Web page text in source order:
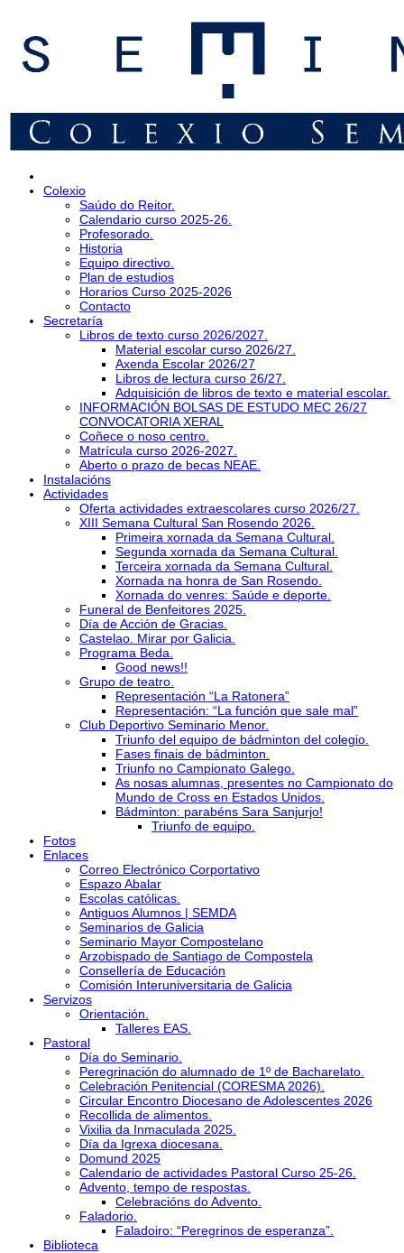
Colexio
Saúdo do Reitor.
Calendario curso 2025-26.
Profesorado.
Historia
Equipo directivo.
Plan de estudios
Horarios Curso 2025-2026
Contacto
Secretaría
Libros de texto curso 2026/2027.
Material escolar curso 2026/27.
Axenda Escolar 2026/27
Libros de lectura curso 26/27.
Adquisición de libros de texto e material escolar.
INFORMACIÓN BOLSAS DE ESTUDO MEC 26/27
CONVOCATORIA XERAL
Coñece o noso centro.
Matrícula curso 2026-2027.
Aberto o prazo de becas NEAE.
Instalacións
Actividades
Oferta actividades extraescolares curso 2026/27.
XIII Semana Cultural San Rosendo 2026.
Primeira xornada da Semana Cultural.
Segunda xornada da Semana Cultural.
Terceira xornada da Semana Cultural.
Xornada na honra de San Rosendo.
Xornada do venres: Saúde e deporte.
Funeral de Benfeitores 2025.
Día de Acción de Gracias.
Castelao. Mirar por Galicia.
Programa Beda.
Good news!!
Grupo de teatro.
Representación “La Ratonera”
Representación: “La función que sale mal”
Club Deportivo Seminario Menor.
Triunfo del equipo de bádminton del colegio.
Fases finais de bádminton.
Triunfo no Campionato Galego.
As nosas alumnas, presentes no Campionato do
Mundo de Cross en Estados Unidos.
Bádminton: parabéns Sara Sanjurjo!
Triunfo de equipo.
Fotos
Enlaces
Correo Electrónico Corportativo
Espazo Abalar
Escolas católicas.
Antiguos Alumnos | SEMDA
Seminarios de Galicia
Seminario Mayor Compostelano
Arzobispado de Santiago de Compostela
Consellería de Educación
Comisión Interuniversitaria de Galicia
Servizos
Orientación.
Talleres EAS.
Pastoral
Día do Seminario.
Peregrinación do alumnado de 1º de Bacharelato.
Celebración Penitencial (CORESMA 2026).
Circular Encontro Diocesano de Adolescentes 2026
Recollida de alimentos.
Vixilia da Inmaculada 2025.
Día da Igrexa diocesana.
Domund 2025
Calendario de actividades Pastoral Curso 25-26.
Advento, tempo de respostas.
Celebracións do Advento.
Faladorio.
Faladoiro: “Peregrinos de esperanza”.
Biblioteca